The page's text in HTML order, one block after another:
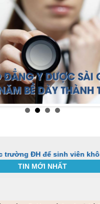
để sinh viên không quá
TIN MỚI NHẤT